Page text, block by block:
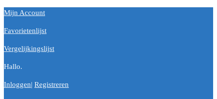
Mijn Account
Favorietenlijst
Vergelijkingslijst
Hallo.
Inloggen| Registreren